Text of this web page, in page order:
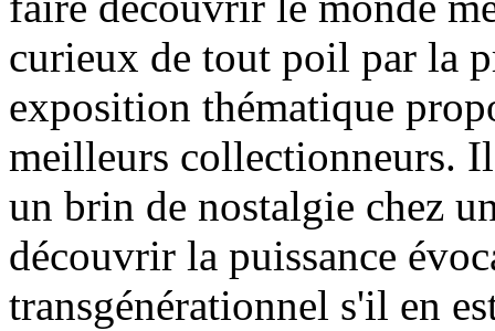
curieux de tout poil par la
exposition thématique
meilleurs collectionneurs.
un brin de nostalgie chez
découvrir la puissance
transgénérationnel s'il en